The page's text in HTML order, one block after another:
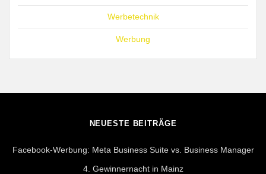
Werbetechnik
Werbung
NEUESTE BEITRÄGE
Facebook-Werbung: Meta Business Suite vs. Business Manager
4. Gewinnernacht in Mainz